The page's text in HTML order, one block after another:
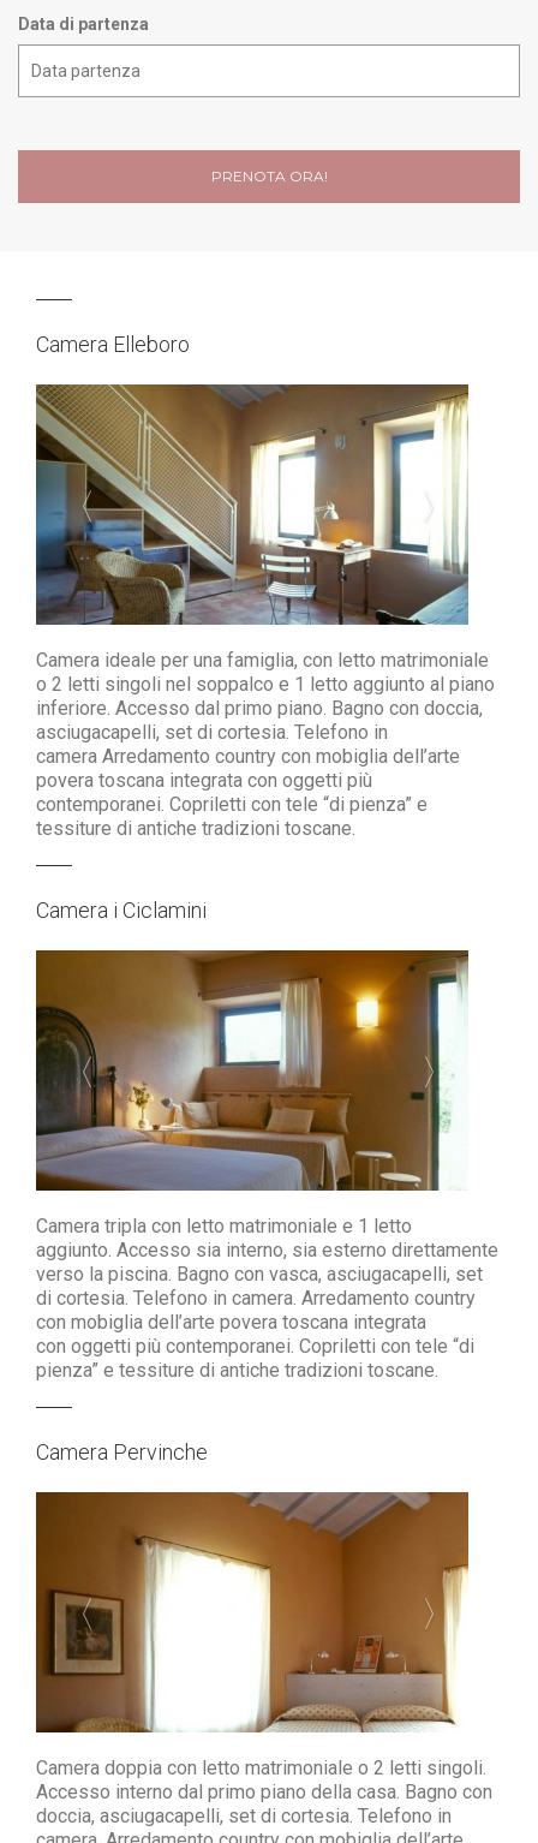
Data di partenza
Camera Elleboro
Camera ideale per una famiglia, con letto matrimoniale
o 2 letti singoli nel soppalco e 1 letto aggiunto al piano
inferiore. Accesso dal primo piano. Bagno con doccia,
asciugacapelli, set di cortesia. Telefono in
camera Arredamento country con mobiglia dell’arte
povera toscana integrata con oggetti più
contemporanei. Copriletti con tele “di pienza” e
tessiture di antiche tradizioni toscane.
Camera i Ciclamini
Camera tripla con letto matrimoniale e 1 letto
aggiunto. Accesso sia interno, sia esterno direttamente
verso la piscina. Bagno con vasca, asciugacapelli, set
di cortesia. Telefono in camera. Arredamento country
con mobiglia dell’arte povera toscana integrata
con oggetti più contemporanei. Copriletti con tele “di
pienza” e tessiture di antiche tradizioni toscane.
Camera Pervinche
Camera doppia con letto matrimoniale o 2 letti singoli.
Accesso interno dal primo piano della casa. Bagno con
doccia, asciugacapelli, set di cortesia. Telefono in